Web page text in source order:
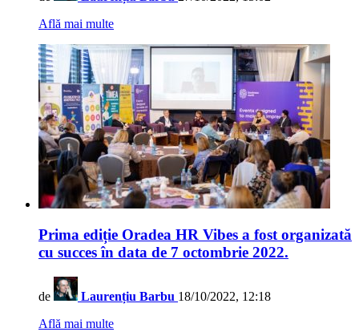
Află mai multe
Prima ediție Oradea HR Vibes a fost organizată
cu succes în data de 7 octombrie 2022.
de Laurențiu Barbu 18/10/2022, 12:18
Află mai multe